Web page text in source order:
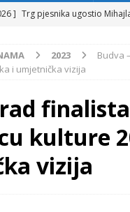
] Trg pjesnika ugostio
] Najava programa XL
Od kultne TV serije do
] Najava programa XL
]
Najava programa XL
2023
Budva
i umjetnička vizija
kulture
vizija